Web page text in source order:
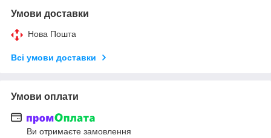
Умови доставки
Нова Пошта
Всі умови доставки
Умови оплати
Ви отримаєте замовлення